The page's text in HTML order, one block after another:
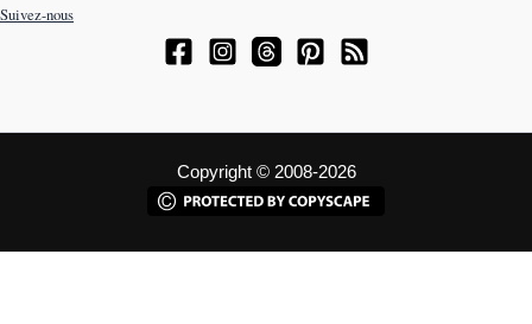
Suivez-nous
Copyright © 2008-2026